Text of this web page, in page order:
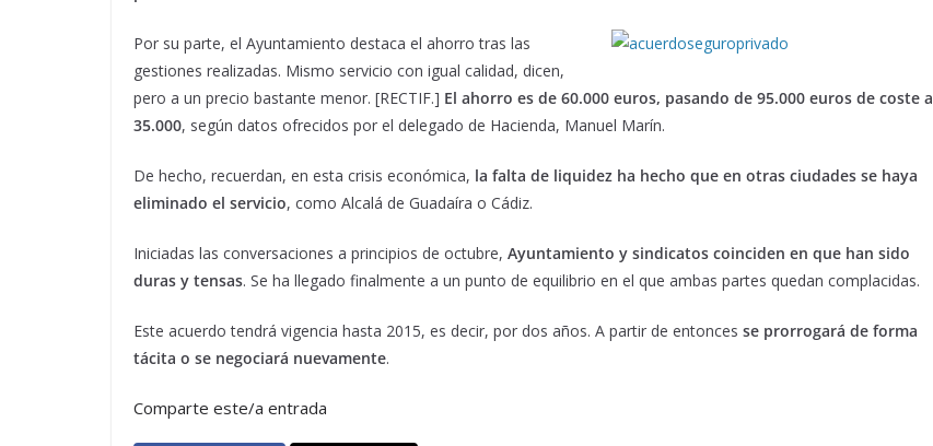
Por su parte, el Ayuntamiento destaca el ahorro tras las
gestiones realizadas. Mismo servicio con igual calidad, dicen,
pero a un precio bastante menor. [RECTIF.] El ahorro es de 60.000 euros, pasando de 95.000 euros de coste a
35.000, según datos ofrecidos por el delegado de Hacienda, Manuel Marín.
De hecho, recuerdan, en esta crisis económica, la falta de liquidez ha hecho que en otras ciudades se haya
eliminado el servicio, como Alcalá de Guadaíra o Cádiz.
Iniciadas las conversaciones a principios de octubre, Ayuntamiento y sindicatos coinciden en que han sido
duras y tensas. Se ha llegado finalmente a un punto de equilibrio en el que ambas partes quedan complacidas.
Este acuerdo tendrá vigencia hasta 2015, es decir, por dos años. A partir de entonces se prorrogará de forma
tácita o se negociará nuevamente.
Comparte este/a entrada